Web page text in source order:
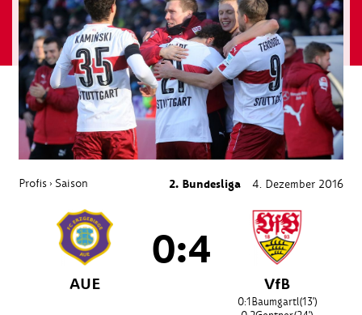
Profis › Saison 2. Bundesliga 4. Dezember 2016
AUE
0:4
VfB
0:1Baumgartl(13')